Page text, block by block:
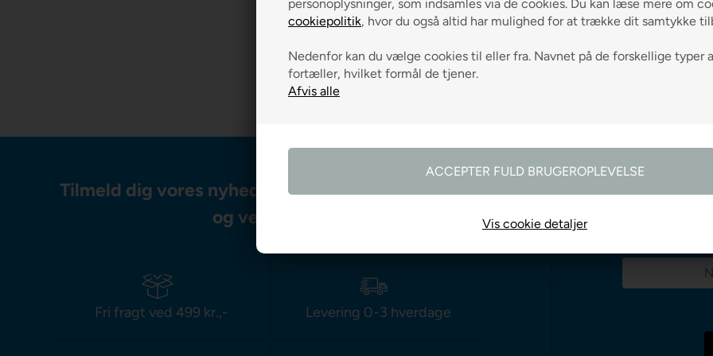
personoplysninger, som indsamles via de cookies. Du kan læse mere om
cookiepolitik, hvor du også altid har mulighed for at trække dit samtykke
Nedenfor kan du vælge cookies til eller fra. Navnet på de forskellige typer
fortæller, hvilket formål de tjener.
Vis cookie detaljer
LÆG I KURVEN LÆG I
Tilmeld dig vores nyhedsbrev og modtag gode råd
og vejledning
Fri fragt ved 499 kr.,- Levering 0-3 hverdage